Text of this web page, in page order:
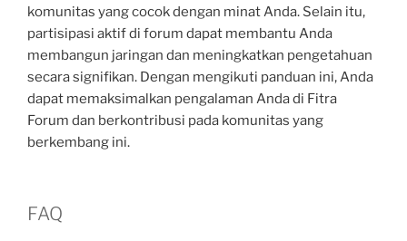
komunitas yang cocok dengan minat Anda. Selain itu,
partisipasi aktif di forum dapat membantu Anda
membangun jaringan dan meningkatkan pengetahuan
secara signifikan. Dengan mengikuti panduan ini, Anda
dapat memaksimalkan pengalaman Anda di Fitra
Forum dan berkontribusi pada komunitas yang
berkembang ini.
FAQ